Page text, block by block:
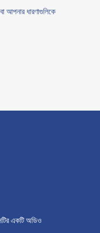
আপনার ধারণাগুলিকে
একটি অডিও